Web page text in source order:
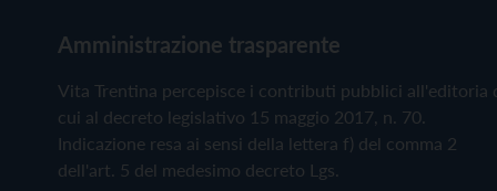
Amministrazione trasparente
Vita Trentina percepisce i contributi pubblici all'editoria
cui al decreto legislativo 15 maggio 2017, n. 70.
Indicazione resa ai sensi della lettera f) del comma 2
dell'art. 5 del medesimo decreto Lgs.